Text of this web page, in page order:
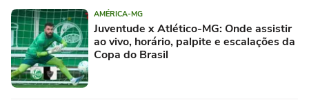
AMÉRICA-MG
Juventude x Atlético-MG: Onde assistir
ao vivo, horário, palpite e escalações da
Copa do Brasil